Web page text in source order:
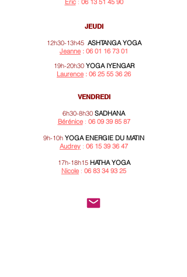
Eric : 06 13 51 45 90
JEUDI
12h30-13h45 ASHTANGA YOGA
Jeanne : 06 01 16 73 01
19h-20h30 YOGA IYENGAR
Laurence : 06 25 55 36 26
VENDREDI
6h30-8h30 SADHANA
Bérénice : 06 09 39 85 87
9h-10h YOGA ENERGIE DU MATIN
Audrey : 06 15 39 36 47
17h-18h15 HATHA YOGA
Nicole : 06 83 34 93 25